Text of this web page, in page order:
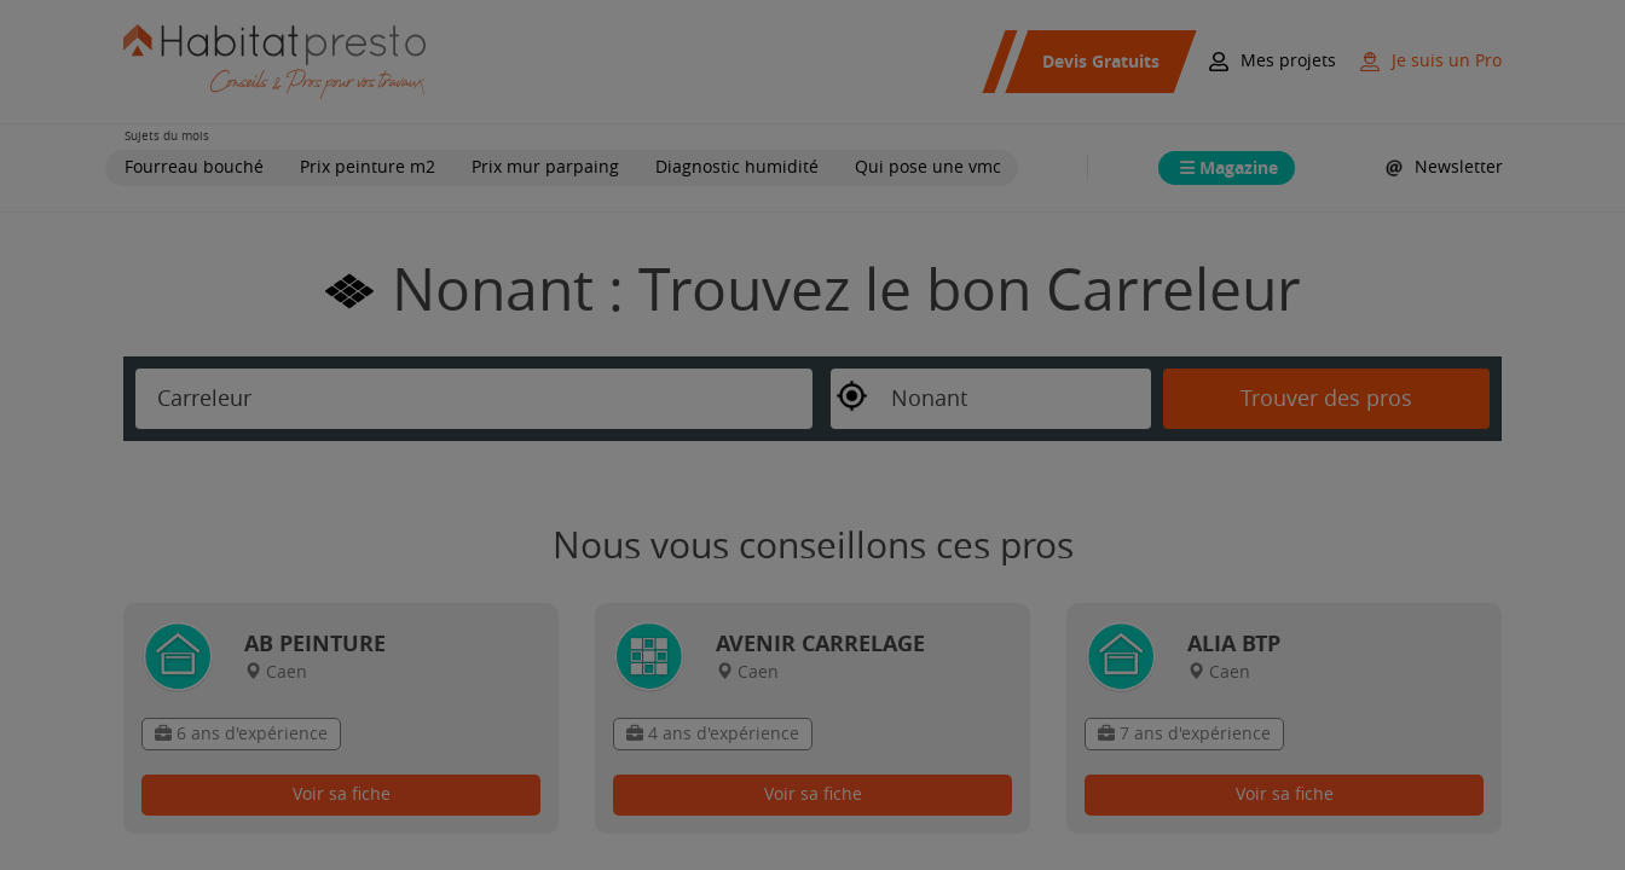
Devis Gratuits Mes projets Je suis un Pro
Sujets du mois
Fourreau bouché Prix peinture m2 Prix mur parpaing Diagnostic humidité Qui pose une vmc Magazine Newsletter
Nonant : Trouvez le bon Carreleur
Carreleur Nonant Trouver des pros
Nous vous conseillons ces pros
AB PEINTURE
Caen
6 ans d'expérience
Voir sa fiche
AVENIR CARRELAGE
Caen
4 ans d'expérience
Voir sa fiche
ALIA BTP
Caen
7 ans d'expérience
Voir sa fiche